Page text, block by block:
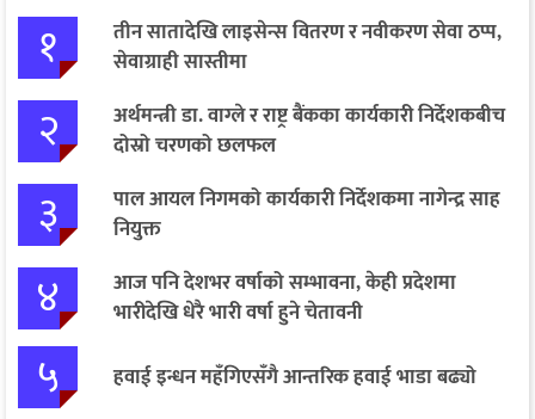
१
तीन सातादेखि लाइसेन्स वितरण र नवीकरण सेवा ठप्प,
सेवाग्राही सास्तीमा
२
अर्थमन्त्री डा. वाग्ले र राष्ट्र बैंकका कार्यकारी निर्देशकबीच
दोस्रो चरणको छलफल
३
पाल आयल निगमको कार्यकारी निर्देशकमा नागेन्द्र साह
नियुक्त
४
आज पनि देशभर वर्षाको सम्भावना, केही प्रदेशमा
भारीदेखि धेरै भारी वर्षा हुने चेतावनी
५ हवाई इन्धन महँगिएसँगै आन्तरिक हवाई भाडा बढ्यो